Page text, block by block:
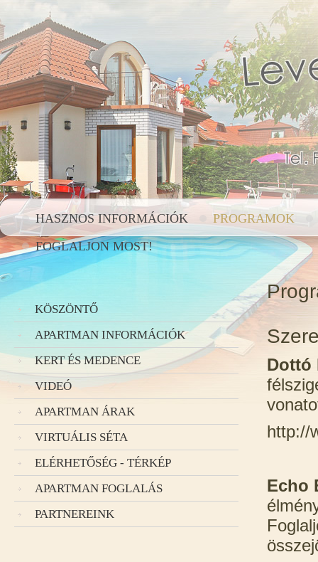
HASZNOS INFORMÁCIÓK
PROGRAMOK
FOGLALJON MOST!
KÖSZÖNTŐ
APARTMAN INFORMÁCIÓK
KERT ÉS MEDENCE
VIDEÓ
APARTMAN ÁRAK
VIRTUÁLIS SÉTA
ELÉRHETŐSÉG - TÉRKÉP
APARTMAN FOGLALÁS
PARTNEREINK
Dottó
http://
Echo